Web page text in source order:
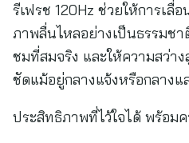
รีเฟรช 120Hz ช่วยให้การเลื่
ภาพลื่นไหลอย่างเป็นธรรมช
ชมที่สมจริง และให้ความสว่า
ชัดแม้อยู่กลางแจ้งหรือกลางแ
ประสิทธิภาพที่ไว้ใจได้ พร้อม